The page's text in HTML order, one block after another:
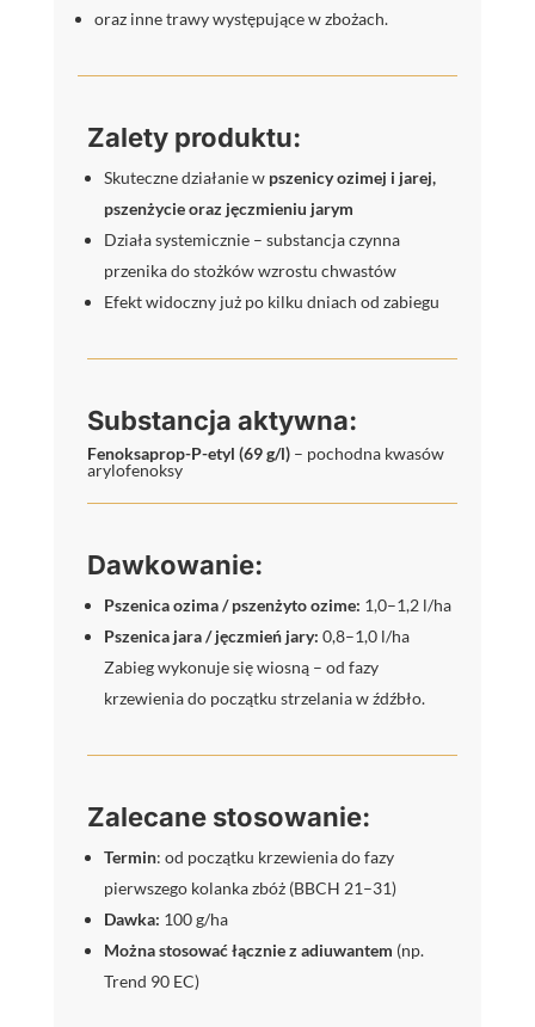
oraz inne trawy występujące w zbożach.
Zalety produktu:
Skuteczne działanie w pszenicy ozimej i jarej,
pszenżycie oraz jęczmieniu jarym
Działa systemicznie – substancja czynna
przenika do stożków wzrostu chwastów
Efekt widoczny już po kilku dniach od zabiegu
Substancja aktywna:
Fenoksaprop-P-etyl (69 g/l)– pochodna kwasów
arylofenoksy
Dawkowanie:
Pszenica ozima / pszenżyto ozime: 1,0–1,2 l/ha
Pszenica jara / jęczmień jary: 0,8–1,0 l/ha
Zabieg wykonuje się wiosną – od fazy
krzewienia do początku strzelania w źdźbło.
Zalecane stosowanie:
Termin: od początku krzewienia do fazy
pierwszego kolanka zbóż (BBCH 21–31)
Dawka: 100 g/ha
Można stosować łącznie z adiuwantem (np.
Trend 90 EC)